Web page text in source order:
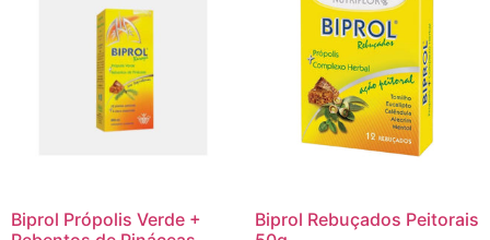
Biprol Própolis Verde +
Biprol Rebuçados Peitorais